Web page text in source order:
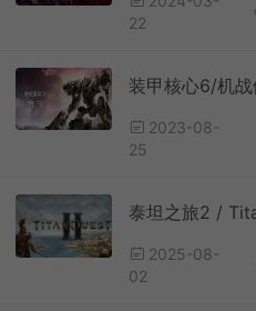
22
2023-08-
25
2025-08-
02